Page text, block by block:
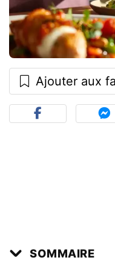
Ajouter aux
SOMMAIRE